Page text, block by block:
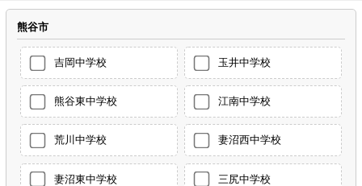
熊谷市
吉岡中学校 玉井中学校
熊谷東中学校 江南中学校
荒川中学校 妻沼西中学校
妻沼東中学校 三尻中学校